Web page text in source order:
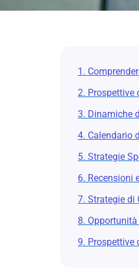
1.
2. Prospettive
3. Dinamiche
4. Calendario
5. Strategie
6. Recensioni
7. Strategie di
8.
9. Prospettive